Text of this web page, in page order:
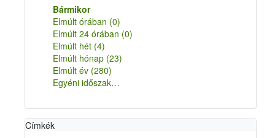
Bármikor
Elmúlt órában (0)
Elmúlt 24 órában (0)
Elmúlt hét (4)
Elmúlt hónap (23)
Elmúlt év (280)
Egyéni időszak…
Címkék